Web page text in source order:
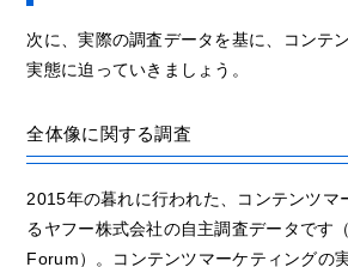
次に、実際の調査データを基に、コンテ
実態に迫っていきましょう。
全体像に関する調査
2015年の暮れに行われた、コンテンツマ
るヤフー株式会社の自主調査データです
Forum）。コンテンツマーケティングの